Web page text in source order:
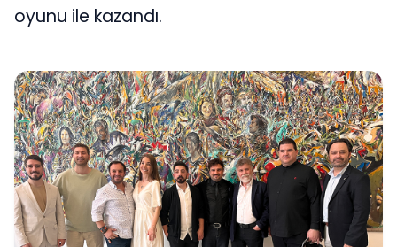
oyunu ile kazandı.